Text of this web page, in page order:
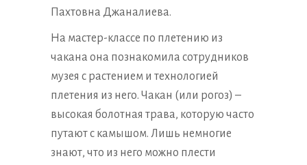
Пахтовна Джаналиева.
На мастер-классе по плетению из
чакана она познакомила сотрудников
музея с растением и технологией
плетения из него. Чакан (или рогоз) –
высокая болотная трава, которую часто
путают с камышом. Лишь немногие
знают, что из него можно плести